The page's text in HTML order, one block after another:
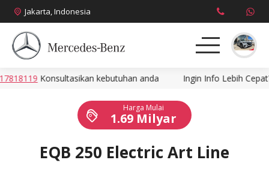
Jakarta, Indonesia
About
News
Konsultasikan kebutuhan anda Ingin Info Lebih Cepat?
Harga Mulai
1.69 Milyar
EQB 250 Electric Art Line